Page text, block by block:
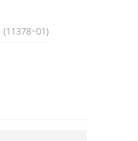
(11378~01)